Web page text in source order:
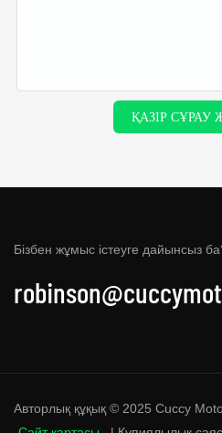
ҚАЗІР СҰРАУ
Бізбен жұмыс істеуге дайынсыз
Авторлық құқық © 2025 Cuccy